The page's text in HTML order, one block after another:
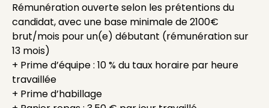
Rémunération ouverte selon les prétentions du
candidat, avec une base minimale de 2100€
brut/mois pour un(e) débutant (rémunération sur
13 mois)
+ Prime d’équipe : 10 % du taux horaire par heure
travaillée
+ Prime d’habillage